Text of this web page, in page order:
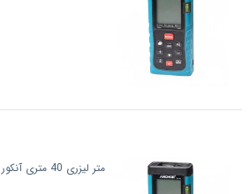
متر لیزری 40 متری آنکور مدل TM40